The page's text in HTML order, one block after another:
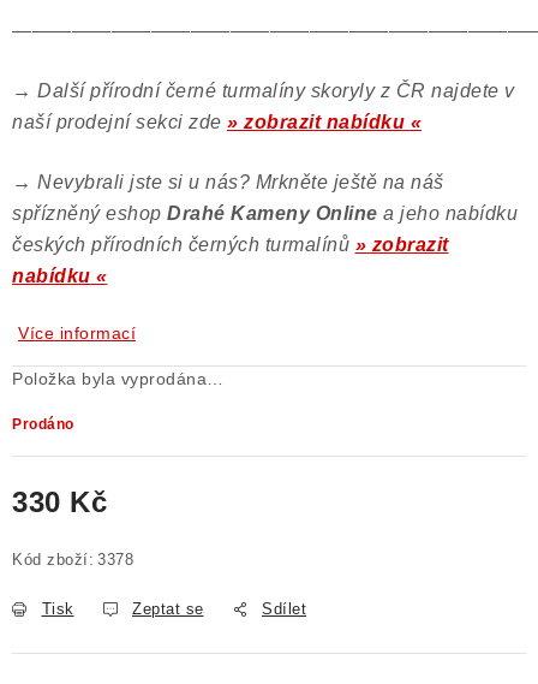
→ Další přírodní černé turmalíny skoryly z ČR najdete v
naší prodejní sekci zde » zobrazit nabídku «
→ Nevybrali jste si u nás? Mrkněte ještě na náš
spřízněný eshop Drahé Kameny Online a jeho nabídku
českých přírodních černých turmalínů » zobrazit
nabídku «
Více informací
Položka byla vyprodána…
Prodáno
330 Kč
Kód zboží: 3378
Tisk Zeptat se Sdílet